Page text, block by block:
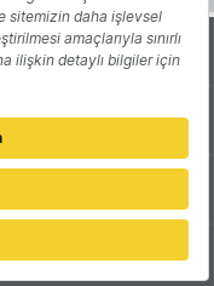
Yazarlar
Reklam
Gizlilik Politikası